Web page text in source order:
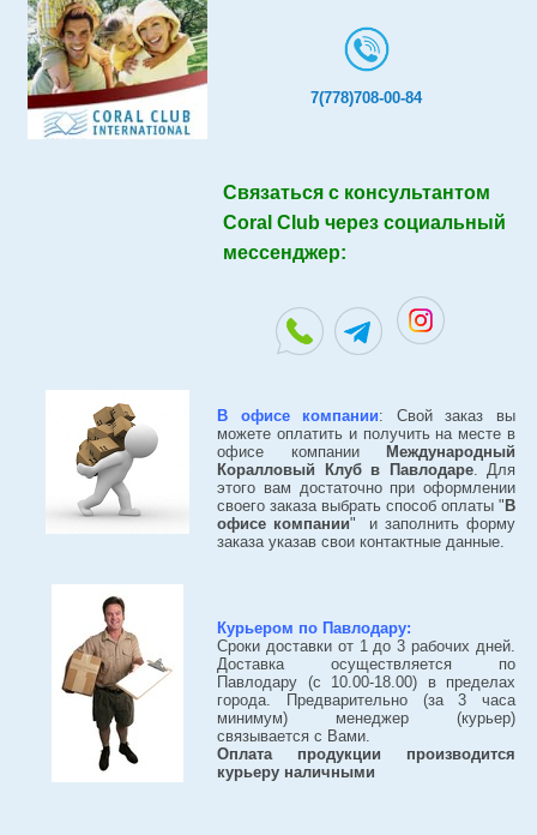
7(778)708-00-84
Связаться с консультантом
Coral Club через социальный
мессенджер:
В офисе компании: Свой заказ вы
можете оплатить и получить на месте в
офисе компании
Международный
Коралловый Клуб в Павлодаре. Для
этого вам достаточно при оформлении
своего заказа выбрать способ оплаты " В
офисе компании" и заполнить форму
заказа указав свои контактные данные.
Курьером по Павлодару:
Сроки доставки от 1 до 3 рабочих дней.
Доставка осуществляется по
Павлодару (с 10.00-18.00) в пределах
города. Предварительно (за 3 часа
минимум) менеджер (курьер)
связывается с Вами.
Оплата продукции производится
курьеру наличными